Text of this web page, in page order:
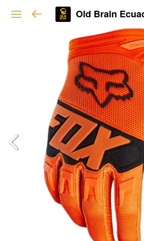
Old Brain